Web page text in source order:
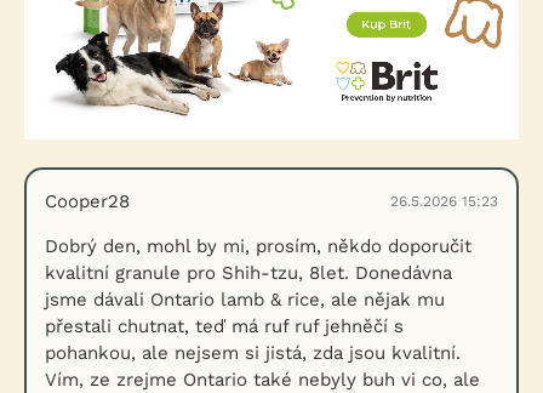
Cooper28 26.5.2026 15:23
Dobrý den, mohl by mi, prosím, někdo doporučit
kvalitní granule pro Shih-tzu, 8let. Donedávna
jsme dávali Ontario lamb & rice, ale nějak mu
přestali chutnat, teď má ruf ruf jehněčí s
pohankou, ale nejsem si jistá, zda jsou kvalitní.
Vím, ze zrejme Ontario také nebyly buh vi co, ale